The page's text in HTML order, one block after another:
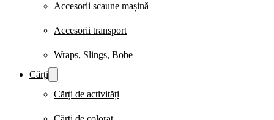
Accesorii scaune mașină
Accesorii transport
Wraps, Slings, Bobe
Cărți
Cărți de activități